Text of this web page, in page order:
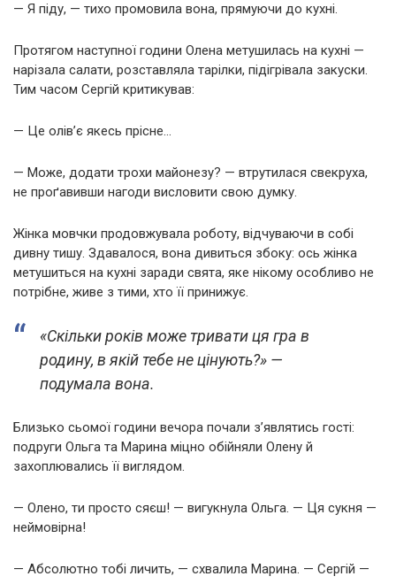
— Я піду, — тихо промовила вона, прямуючи до кухні.
Протягом наступної години Олена метушилась на кухні —
нарізала салати, розставляла тарілки, підігрівала закуски.
Тим часом Сергій критикував:
— Це олів’є якесь прісне…
— Може, додати трохи майонезу? — втрутилася свекруха,
не проґавивши нагоди висловити свою думку.
Жінка мовчки продовжувала роботу, відчуваючи в собі
дивну тишу. Здавалося, вона дивиться збоку: ось жінка
метушиться на кухні заради свята, яке нікому особливо не
потрібне, живе з тими, хто її принижує.
«Скільки років може тривати ця гра в
родину, в якій тебе не цінують?» —
подумала вона.
Близько сьомої години вечора почали з’являтись гості:
подруги Ольга та Марина міцно обійняли Олену й
захоплювались її виглядом.
— Олено, ти просто сяєш! — вигукнула Ольга. — Ця сукня —
неймовірна!
— Абсолютно тобі личить, — схвалила Марина. — Сергій —